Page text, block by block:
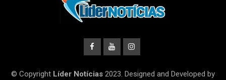
© Copyright Líder Notícias 2023. Designed and Developed by